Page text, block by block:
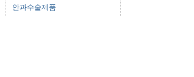
안과수술제품